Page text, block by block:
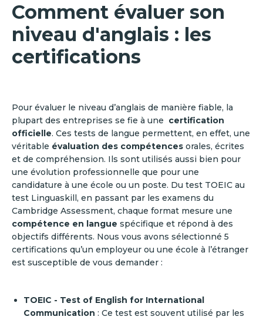
Comment évaluer son
niveau d'anglais : les
certifications
Pour évaluer le niveau d’anglais de manière fiable, la
plupart des entreprises se fie à une certification
officielle. Ces tests de langue permettent, en effet, une
véritable évaluation des compétences orales, écrites
et de compréhension. Ils sont utilisés aussi bien pour
une évolution professionnelle que pour une
candidature à une école ou un poste. Du test TOEIC au
test Linguaskill, en passant par les examens du
Cambridge Assessment, chaque format mesure une
compétence en langue spécifique et répond à des
objectifs différents. Nous vous avons sélectionné 5
certifications qu’un employeur ou une école à l’étranger
est susceptible de vous demander :
TOEIC - Test of English for International
Communication : Ce test est souvent utilisé par les